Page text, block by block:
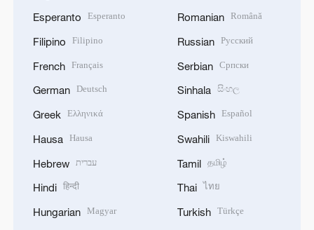
Esperanto Esperanto
Filipino Filipino
French Français
German Deutsch
Greek Ελληνικά
Hausa Hausa
Hebrew עברית
Hindi हिन्दी
Hungarian Magyar
Romanian Română
Russian Русский
Serbian Српски
Sinhala සිංහල
Spanish Español
Swahili Kiswahili
Tamil தமிழ்
Thai ไทย
Turkish Türkçe